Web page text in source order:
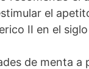
el
II en el
de menta